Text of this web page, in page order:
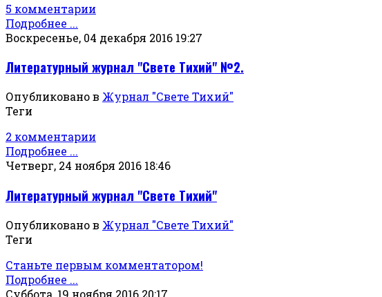
5 комментарии
Подробнее ...
Воскресенье, 04 декабря 2016 19:27
Литературный журнал "Свете Тихий" №2.
Опубликовано в Журнал "Свете Тихий"
Теги
2 комментарии
Подробнее ...
Четверг, 24 ноября 2016 18:46
Литературный журнал "Свете Тихий"
Опубликовано в Журнал "Свете Тихий"
Теги
Станьте первым комментатором!
Подробнее ...
Суббота, 19 ноября 2016 20:17